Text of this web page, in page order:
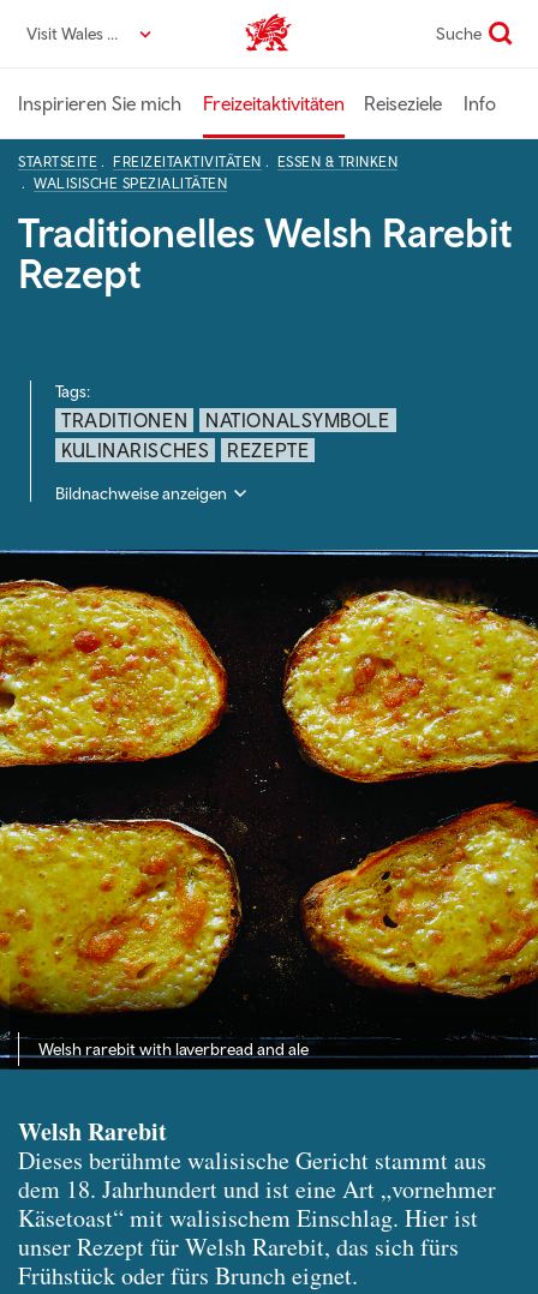
zumVisit Wales DE VisitWales home Suche
Inspirieren Sie mich Freizeitaktivitäten Reiseziele Info
STARTSEITE FREIZEITAKTIVITÄTEN
ESSEN & TRINKEN
WALISISCHE SPEZIALITÄTEN
Traditionelles Welsh Rarebit
Rezept
Tags:
TRADITIONEN
NATIONALSYMBOLE
KULINARISCHES
REZEPTE
Bildnachweise anzeigen
Welsh rarebit with laverbread and ale
Welsh Rarebit
Dieses berühmte walisische Gericht stammt aus
dem 18. Jahrhundert und ist eine Art „vornehmer
Käsetoast“ mit walisischem Einschlag. Hier ist
unser Rezept für Welsh Rarebit, das sich fürs
Frühstück oder fürs Brunch eignet.